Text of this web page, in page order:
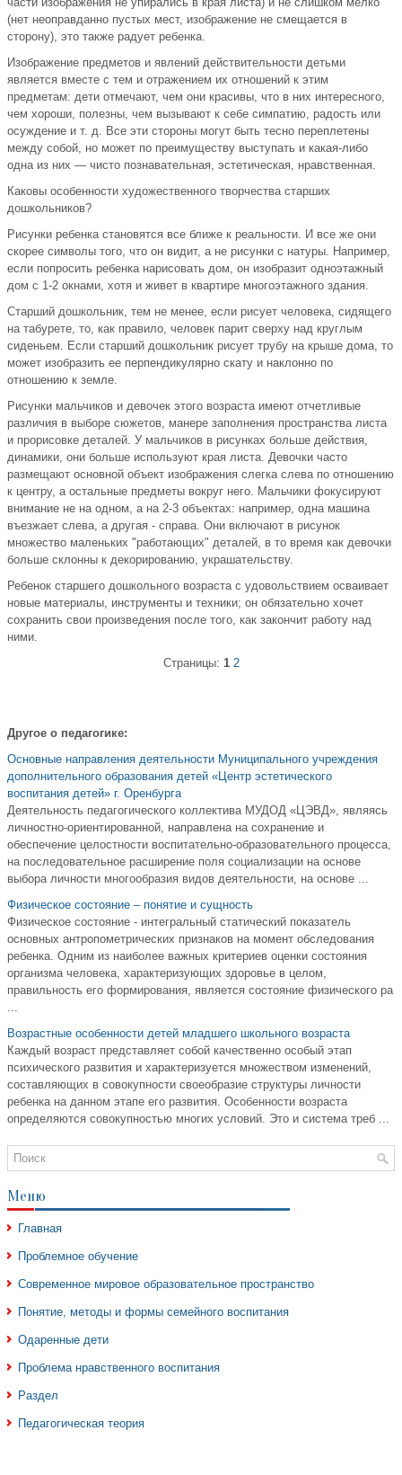
(нет неоправданно пустых мест, изображение не смещается в
сторону), это также радует ребенка.
Изображение предметов и явлений действительности детьми
является вместе с тем и отражением их отношений к этим
предметам: дети отмечают, чем они красивы, что в них интересного,
чем хороши, полезны, чем вызывают к себе симпатию, радость или
осуждение и т. д. Все эти стороны могут быть тесно переплетены
между собой, но может по преимуществу выступать и какая-либо
одна из них — чисто познавательная, эстетическая, нравственная.
Каковы особенности художественного творчества старших
дошкольников?
Рисунки ребенка становятся все ближе к реальности. И все же они
скорее символы того, что он видит, а не рисунки с натуры. Например,
если попросить ребенка нарисовать дом, он изобразит одноэтажный
дом с 1-2 окнами, хотя и живет в квартире многоэтажного здания.
Старший дошкольник, тем не менее, если рисует человека, сидящего
на табурете, то, как правило, человек парит сверху над круглым
сиденьем. Если старший дошкольник рисует трубу на крыше дома, то
может изобразить ее перпендикулярно скату и наклонно по
отношению к земле.
Рисунки мальчиков и девочек этого возраста имеют отчетливые
различия в выборе сюжетов, манере заполнения пространства листа
и прорисовке деталей. У мальчиков в рисунках больше действия,
динамики, они больше используют края листа. Девочки часто
размещают основной объект изображения слегка слева по отношению
к центру, а остальные предметы вокруг него. Мальчики фокусируют
внимание не на одном, а на 2-3 объектах: например, одна машина
въезжает слева, а другая - справа. Они включают в рисунок
множество маленьких "работающих" деталей, в то время как девочки
больше склонны к декорированию, украшательству.
Ребенок старшего дошкольного возраста с удовольствием осваивает
новые материалы, инструменты и техники; он обязательно хочет
сохранить свои произведения после того, как закончит работу над
ними.
Страницы: 1 2
Другое о педагогике:
Основные направления деятельности Муниципального учреждения
дополнительного образования детей «Центр эстетического
воспитания детей» г. Оренбурга
Деятельность педагогического коллектива МУДОД «ЦЭВД», являясь
личностно-ориентированной, направлена на сохранение и
обеспечение целостности воспитательно-образовательного процесса,
на последовательное расширение поля социализации на основе
выбора личности многообразия видов деятельности, на основе ...
Физическое состояние – понятие и сущность
Физическое состояние - интегральный статический показатель
основных антропометрических признаков на момент обследования
ребенка. Одним из наиболее важных критериев оценки состояния
организма человека, характеризующих здоровье в целом,
правильность его формирования, является состояние физического ра
...
Возрастные особенности детей младшего школьного возраста
Каждый возраст представляет собой качественно особый этап
психического развития и характеризуется множеством изменений,
составляющих в совокупности своеобразие структуры личности
ребенка на данном этапе его развития. Особенности возраста
определяются совокупностью многих условий. Это и система треб ...
Меню
Главная
Проблемное обучение
Современное мировое образовательное пространство
Понятие, методы и формы семейного воспитания
Одаренные дети
Проблема нравственного воспитания
Раздел
Педагогическая теория